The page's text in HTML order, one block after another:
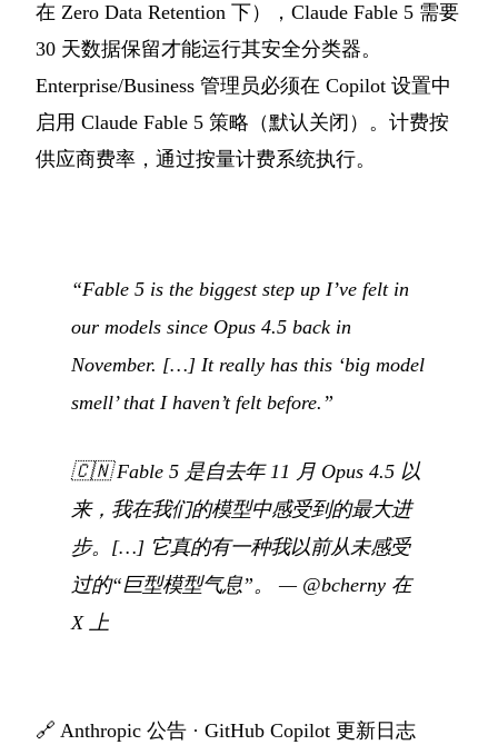
在 Zero Data Retention 下），Claude Fable 5 需要
30 天数据保留才能运行其安全分类器。
Enterprise/Business 管理员必须在 Copilot 设置中
启用 Claude Fable 5 策略（默认关闭）。计费按
供应商费率，通过按量计费系统执行。
“Fable 5 is the biggest step up I’ve felt in
our models since Opus 4.5 back in
November. […] It really has this ‘big model
smell’ that I haven’t felt before.”
🇨🇳Fable 5 是自去年 11 月 Opus 4.5 以
来，我在我们的模型中感受到的最大进
步。[…] 它真的有一种我以前从未感受
过的“巨型模型气息”。
— @bcherny 在
X 上
🔗 Anthropic 公告 · GitHub Copilot 更新日志